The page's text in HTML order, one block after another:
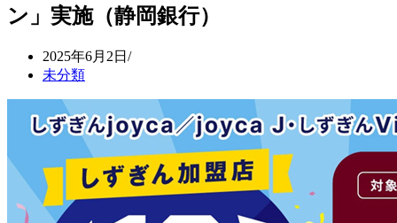
ン」実施（静岡銀行）
2025年6月2日
未分類